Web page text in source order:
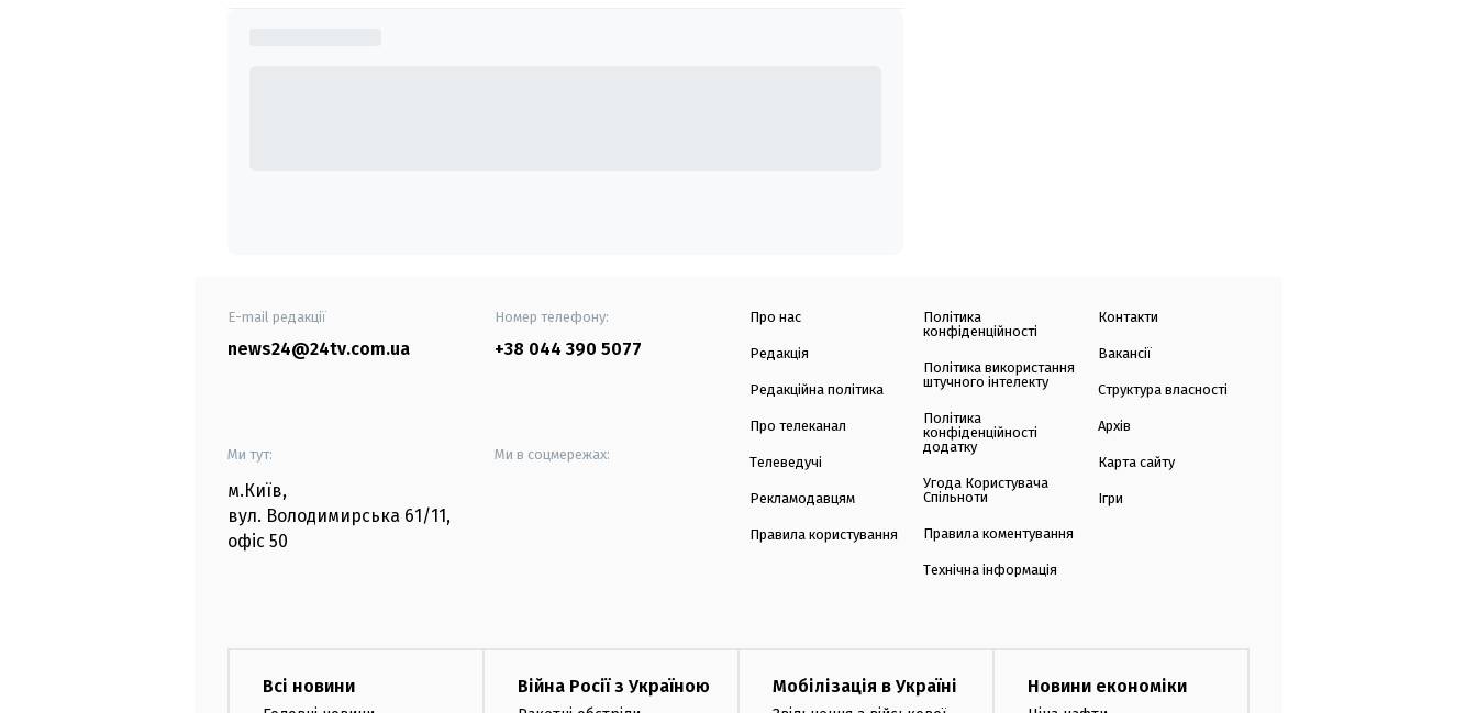
E-mail редакції
news24@24tv.com.ua
Номер телефону:
+38 044 390 5077
Ми тут:
м.Київ,
вул. Володимирська 61/11,
офіс 50
Ми в соцмережах:
Про нас
Редакція
Редакційна політика
Про телеканал
Телеведучі
Рекламодавцям
Правила користування
Політика
конфіденційності
Політика використання
штучного інтелекту
Політика
конфіденційності
додатку
Угода Користувача
Спільноти
Правила коментування
Технічна інформація
Контакти
Вакансії
Структура власності
Архів
Карта сайту
Ігри
Всі новини Війна Росії з Україною Мобілізація в Україні Новини економіки